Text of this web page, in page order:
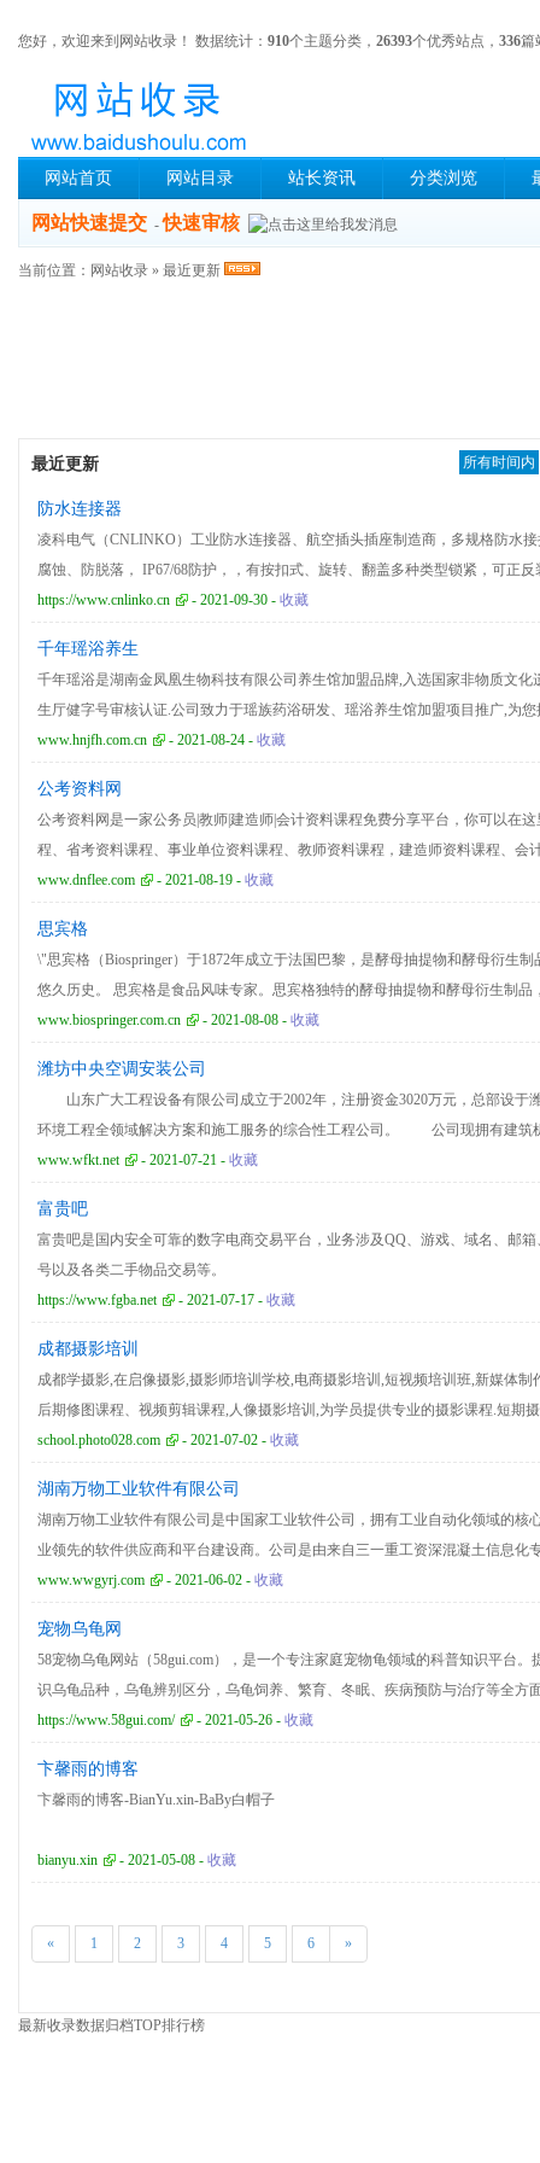
您好，欢迎来到网站收录！ 数据统计： 910个主题分类， 26393个优秀站点， 336篇
网站首页 网站目录 站长资讯 分类浏览
网站快速提交 -快速审核
当前位置： 网站收录 » 最近更新
所有时间内
最近更新
防水连接器
凌科电气（CNLINKO）工业防水连接器、航空插头插座制造商，多规格防水
腐蚀、防脱落， IP67/68防护，，有按扣式、旋转、翻盖多种类型锁紧，可正
牌，多项专利、多种芯数可选，金属/塑胶外壳设计，耐用耐磨，规格支持定制
https://www.cnlinko.cn - 2021-09-30 - 收藏
千年瑶浴养生
千年瑶浴是湖南金凤凰生物科技有限公司养生馆加盟品牌,入选国家非物质文化
生厅健字号审核认证.公司致力于瑶族药浴研发、瑶浴养生馆加盟项目推广,为
案,引领养生未来趋势！
www.hnjfh.com.cn - 2021-08-24 - 收藏
公考资料网
公考资料网是一家公务员|教师|建造师|会计资料课程免费分享平台，你可以在
程、省考资料课程、事业单位资料课程、教师资料课程，建造师资料课程、会
www.dnflee.com
- 2021-08-19 - 收藏
思宾格
\"思宾格（Biospringer）于1872年成立于法国巴黎，是酵母抽提物和酵母衍生
悠久历史。 思宾格是食品风味专家。思宾格独特的酵母抽提物和酵母衍生制品
精，旨在改善食物和饮料的风味，为您带来愉悦的享受。\"
www.biospringer.com.cn - 2021-08-08 - 收藏
潍坊中央空调安装公司
山东广大工程设备有限公司成立于2002年，注册资金3020万元，总部设于
环境工程全领域解决方案和施工服务的综合性工程公司。 公司现拥有建筑
壹级资质、消防设施工程专业承包贰级资质、建筑装修装饰工程专业承包贰级
程、工业精密空调及钢结构工程等领域。
www.wfkt.net - 2021-07-21 - 收藏
富贵吧
富贵吧是国内安全可靠的数字电商交易平台，业务涉及QQ、游戏、域名、邮
号以及各类二手物品交易等。
https://www.fgba.net
- 2021-07-17 - 收藏
成都摄影培训
成都学摄影,在启像摄影,摄影师培训学校,电商摄影培训,短视频培训班,新媒体制
后期修图课程、视频剪辑课程,人像摄影培训,为学员提供专业的摄影课程.短期
school.photo028.com
- 2021-07-02 - 收藏
湖南万物工业软件有限公司
湖南万物工业软件有限公司是中国家工业软件公司，拥有工业自动化领域的核
业领先的软件供应商和平台建设商。公司是由来自三一重工资深混凝土信息化
同创建的一家民营企业。 公司2014年获得科技部中小企业创新金。2015年获
领域拥有12项国家发明专利。 公司位于长沙市高新技术开发区国家级软件产业
司是三一集团的孵化企业，共享三一技术、市场渠道支持。公司打造以“研发”
链，通过IT技术特别是移动互联网技术重新解构传统的混凝土行业，为混凝土
率、节省成本、保障安全、轻松管理”的解决之道.联系电话：0731 8970 2831
www.wwgyrj.com - 2021-06-02 - 收藏
宠物乌龟网
58宠物乌龟网站（58gui.com），是一个专注家庭宠物龟领域的科普知识平台。
识乌龟品种，乌龟辨别区分，乌龟饲养、繁育、冬眠、疾病预防与治疗等全方
龟友能更好的饲养自己的宠物龟。
https://www.58gui.com/ - 2021-05-26 - 收藏
卞馨雨的博客
卞馨雨的博客-BianYu.xin-BaBy白帽子
bianyu.xin - 2021-05-08 - 收藏
« 1 2 3 4 5 6 »
最新收录数据归档TOP排行榜